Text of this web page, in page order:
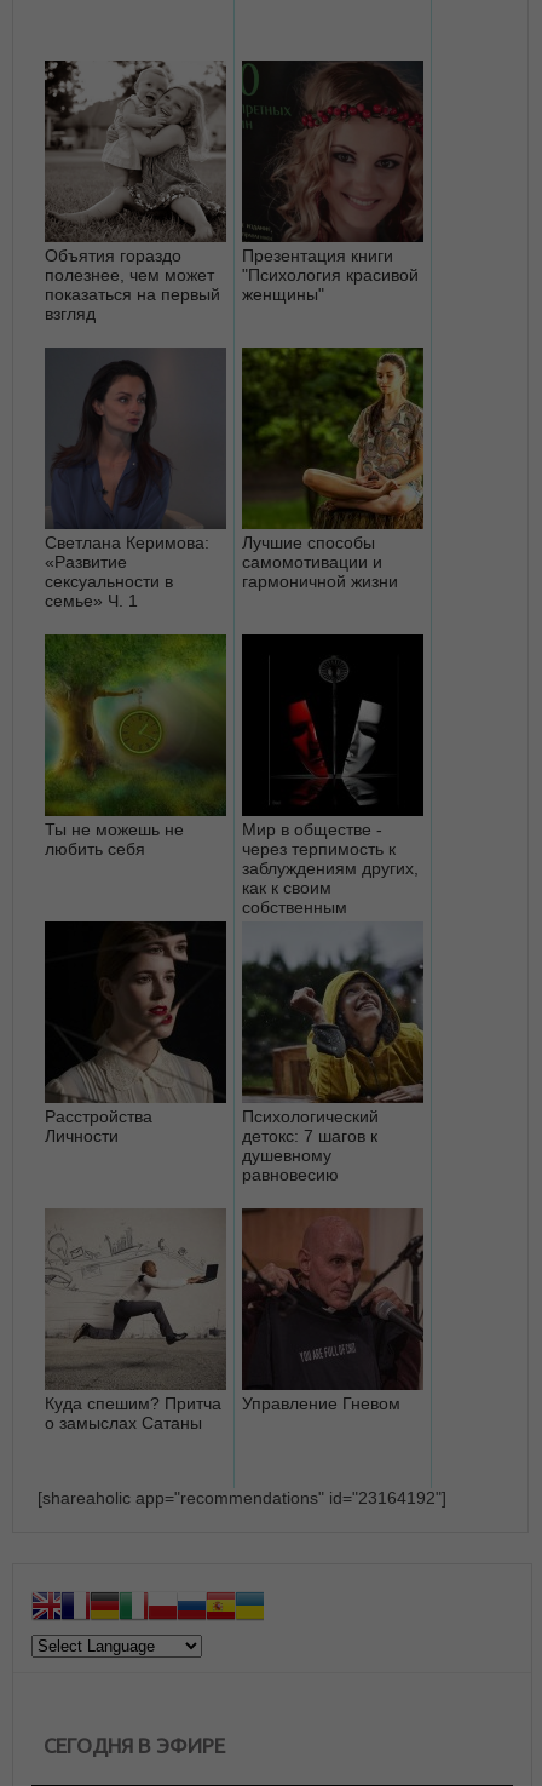
Объятия гораздо
полезнее, чем может
показаться на первый
взгляд
Презентация книги
"Психология красивой
женщины"
Светлана Керимова:
«Развитие
сексуальности в
семье» Ч. 1
Лучшие способы
самомотивации и
гармоничной жизни
Ты не можешь не
любить себя
Мир в обществе -
через терпимость к
заблуждениям других,
как к своим
собственным
Расстройства
Личности
Психологический
детокс: 7 шагов к
душевному
равновесию
Куда спешим? Притча
о замыслах Сатаны
Управление Гневом
[shareaholic app="recommendations" id="23164192"]
СЕГОДНЯ В ЭФИРЕ